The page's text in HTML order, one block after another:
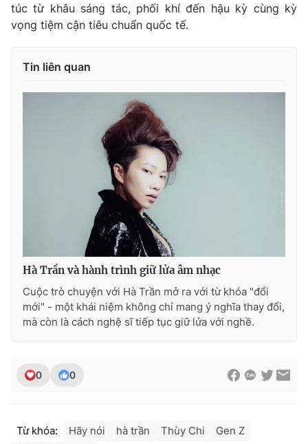
túc từ khâu sáng tác, phối khí đến hậu kỳ cùng kỳ
vọng tiệm cận tiêu chuẩn quốc tế.
Tin liên quan
Hà Trần và hành trình giữ lửa âm nhạc
Cuộc trò chuyện với Hà Trần mở ra với từ khóa "đổi
mới" - một khái niệm không chỉ mang ý nghĩa thay đổi,
mà còn là cách nghệ sĩ tiếp tục giữ lửa với nghề.
0 0
Từ khóa: Hãy nói hà trần Thùy Chi
Gen Z